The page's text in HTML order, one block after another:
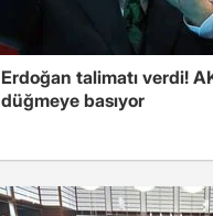
Erdoğan talimatı verdi!
düğmeye basıyor